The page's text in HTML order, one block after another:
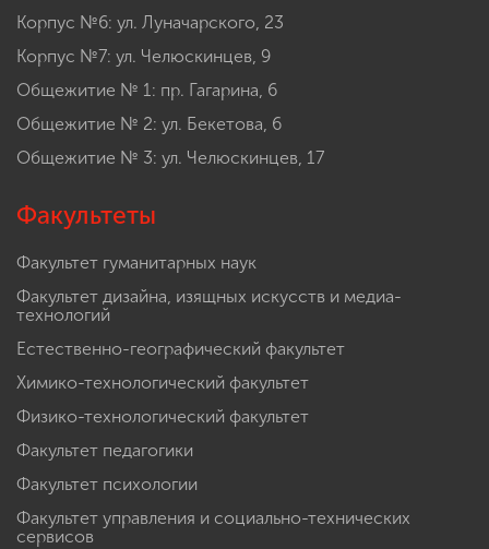
Корпус №6: ул. Луначарского, 23
Корпус №7: ул. Челюскинцев, 9
Общежитие № 1: пр. Гагарина, 6
Общежитие № 2: ул. Бекетова, 6
Общежитие № 3: ул. Челюскинцев, 17
Факультеты
Факультет гуманитарных наук
Факультет дизайна, изящных искусств и медиа-
технологий
Естественно-географический факультет
Химико-технологический факультет
Физико-технологический факультет
Факультет педагогики
Факультет психологии
Факультет управления и социально-технических
сервисов